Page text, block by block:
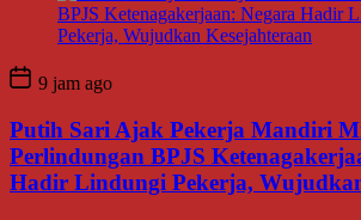
9 jam ago
Putih Sari Ajak Pekerja Mandiri
Perlindungan BPJS
Hadir Lindungi Pekerja,